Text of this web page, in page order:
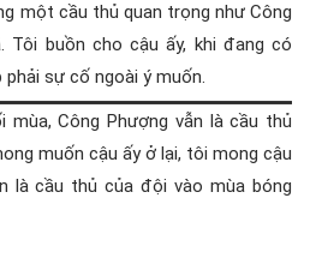
một cầu thủ quan trọng như Công
Tôi buồn cho cậu ấy, khi đang có
sự cố ngoài ý muốn.
mùa, Công Phượng vẫn là cầu thủ
muốn cậu ấy ở lại, tôi mong cậu
là cầu thủ của đội vào mùa bóng